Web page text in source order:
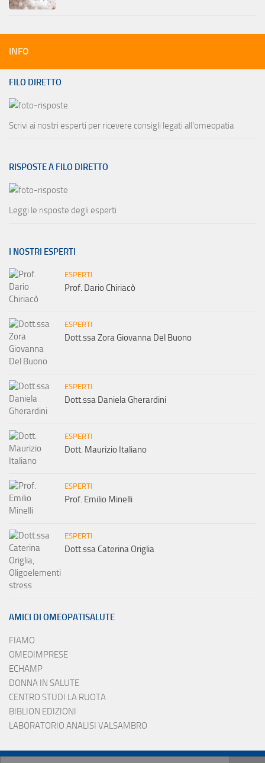
INFO
FILO DIRETTO
Scrivi ai nostri esperti per ricevere consigli legati all'omeopatia
RISPOSTE A FILO DIRETTO
Leggi le risposte degli esperti
I NOSTRI ESPERTI
ESPERTI
Prof. Dario Chiriacò
ESPERTI
Dott.ssa Zora Giovanna Del Buono
ESPERTI
Dott.ssa Daniela Gherardini
ESPERTI
Dott. Maurizio Italiano
ESPERTI
Prof. Emilio Minelli
ESPERTI
Dott.ssa Caterina Origlia
AMICI DI OMEOPATISALUTE
FIAMO
OMEOIMPRESE
ECHAMP
DONNA IN SALUTE
CENTRO STUDI LA RUOTA
BIBLION EDIZIONI
LABORATORIO ANALISI VALSAMBRO